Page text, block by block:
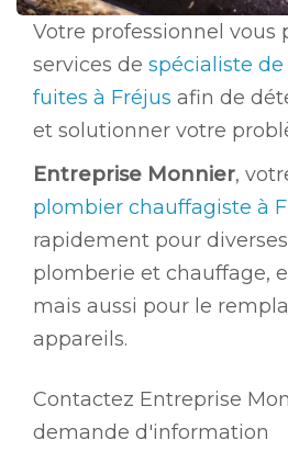
Votre professionnel vous
services de spécialiste
fuites à Fréjus afin de
et solutionner votre
Entreprise Monnier,
plombier chauffagiste à
rapidement pour
plomberie et chauffage,
mais aussi pour le
appareils.
Contactez Entreprise
demande d'information